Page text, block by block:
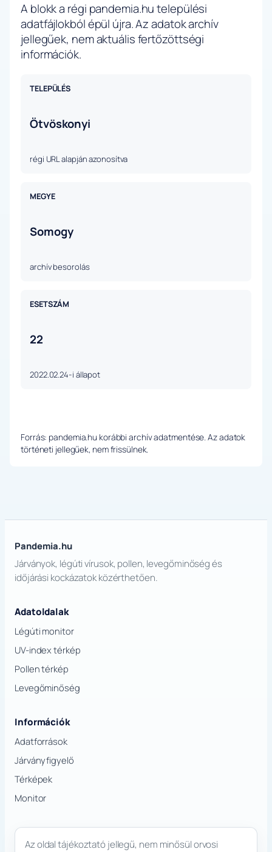
A blokk a régi pandemia.hu települési
adatfájlokból épül újra. Az adatok archív
jellegűek, nem aktuális fertőzöttségi
információk.
TELEPÜLÉS
Ötvöskonyi
régi URL alapján azonosítva
MEGYE
Somogy
archív besorolás
ESETSZÁM
22
2022.02.24-i állapot
Forrás: pandemia.hu korábbi archív adatmentése. Az adatok
történeti jellegűek, nem frissülnek.
Pandemia.hu
Járványok, légúti vírusok, pollen, levegőminőség és
időjárási kockázatok közérthetően.
Adatoldalak
Légúti monitor
UV-index térkép
Pollen térkép
Levegőminőség
Információk
Adatforrások
Járványfigyelő
Térképek
Monitor
Az oldal tájékoztató jellegű, nem minősül orvosi